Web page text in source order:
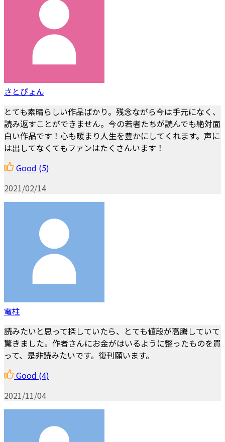
さとぴょん
とても素晴らしい作品ばかり。残念ながら今は手元になく、
読み返すことができません。今の若者たちが読んでも絶対面
白い作品です！心も暖まり人生を豊かにしてくれます。声に
は出してなくてもファンはたくさんいます！
Good (5)
2021/02/14
電柱
読みたいと思って探していたら、とても値段が高騰していて
驚きました。作者さんにお金がはいるように整ったものを買
って、是非読みたいです。復刊願います。
Good (4)
2021/11/04